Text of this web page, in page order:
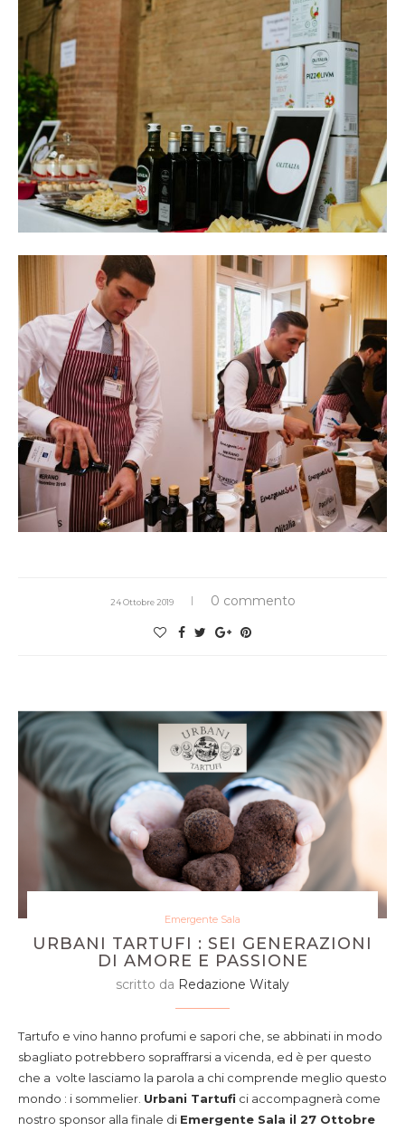
24 Ottobre 2019 0 commento
Emergente Sala
URBANI TARTUFI : SEI GENERAZIONI
DI AMORE E PASSIONE
scritto da Redazione Witaly
Tartufo e vino hanno profumi e sapori che, se abbinati in modo
sbagliato potrebbero sopraffrarsi a vicenda, ed è per questo
che a volte lasciamo la parola a chi comprende meglio questo
mondo : i sommelier. Urbani Tartufi ci accompagnerà come
nostro sponsor alla finale di Emergente Sala il 27 Ottobre